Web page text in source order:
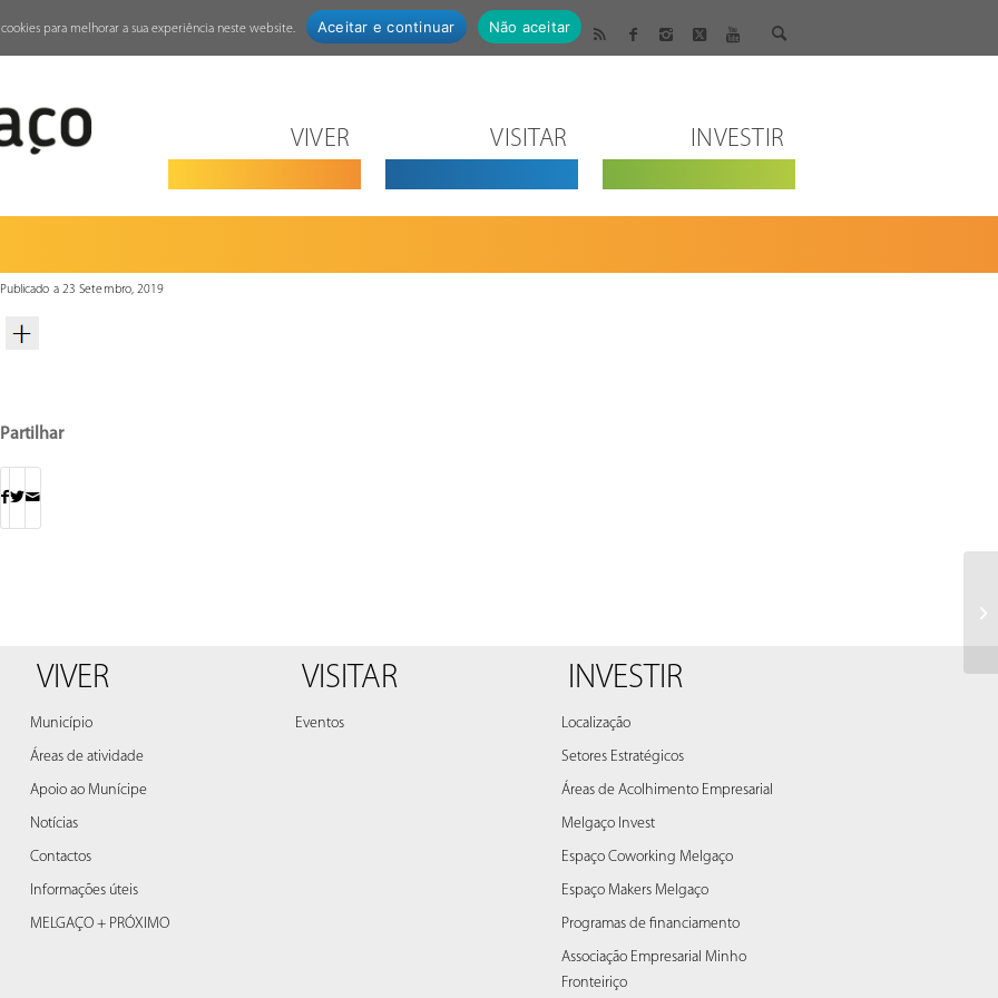
VIVER VISITAR INVESTIR
Publicado a 23 Setembro, 2019
Partilhar
VIVER
Município
Áreas de atividade
Apoio ao Munícipe
Notícias
Contactos
Informações úteis
MELGAÇO + PRÓXIMO
VISITAR
Eventos
INVESTIR
Localização
Setores Estratégicos
Áreas de Acolhimento Empresarial
Melgaço Invest
Espaço Coworking Melgaço
Espaço Makers Melgaço
Programas de financiamento
Associação Empresarial Minho
Fronteiriço
para melhorar a sua experiência neste website. Aceitar e continuar Não aceitar